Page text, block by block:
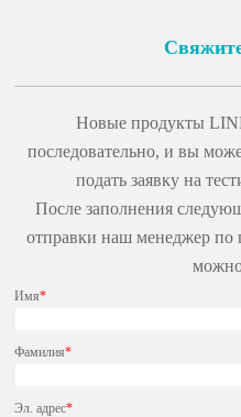
Новые продукты
последовательно, и вы
подать заявку на
После заполнения
отправки наш менеджер по
можно
Имя*
Фамилия*
Эл. адрес*